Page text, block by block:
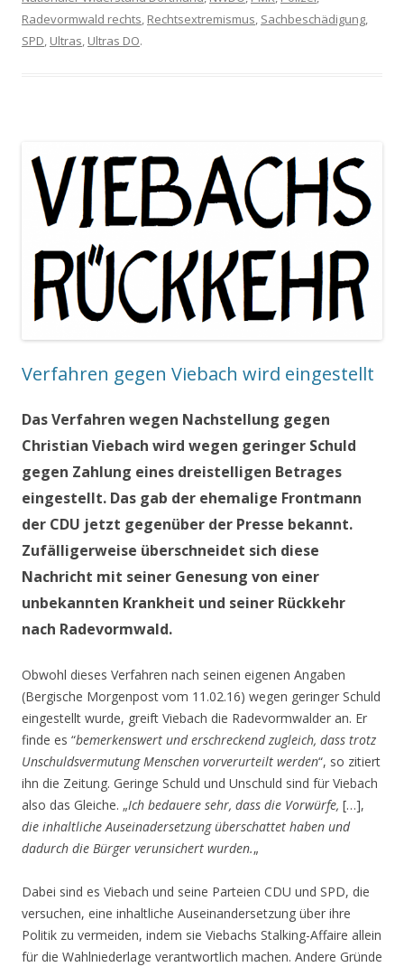
Radevormwald rechts Rechtsextremismus Sachbeschädigung
SPD Ultras Ultras DO.
Verfahren gegen Viebach wird eingestellt
Das Verfahren wegen Nachstellung gegen
Christian Viebach wird wegen geringer Schuld
gegen Zahlung eines dreistelligen Betrages
eingestellt. Das gab der ehemalige Frontmann
der CDU jetzt gegenüber der Presse bekannt.
Zufälligerweise überschneidet sich diese
Nachricht mit seiner Genesung von einer
unbekannten Krankheit und seiner Rückkehr
nach Radevormwald.
Obwohl dieses Verfahren nach seinen eigenen Angaben
(Bergische Morgenpost vom 11.02.16) wegen geringer Schuld
eingestellt wurde, greift Viebach die Radevormwalder an. Er
finde es “bemerkenswert und erschreckend zugleich, dass trotz
Unschuldsvermutung Menschen vorverurteilt werden“, so zitiert
ihn die Zeitung. Geringe Schuld und Unschuld sind für Viebach
also das Gleiche. „Ich bedauere sehr, dass die Vorwürfe, […],
die inhaltliche Auseinadersetzung überschattet haben und
dadurch die Bürger verunsichert wurden.„
Dabei sind es Viebach und seine Parteien CDU und SPD, die
versuchen, eine inhaltliche Auseinandersetzung über ihre
Politik zu vermeiden, indem sie Viebachs Stalking-Affaire allein
für die Wahlniederlage verantwortlich machen. Andere Gründe